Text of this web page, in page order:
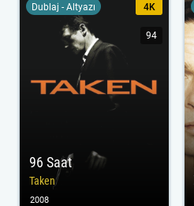
96 Saat
Taken
Dublaj - Altyazı 4K
94
2008